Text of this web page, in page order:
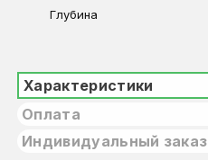
Глубина
Характеристики
Оплата
Индивидуальный заказ